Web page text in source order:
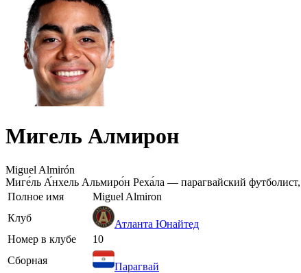
Мигель Алмирон
Miguel Almirón
Миге́ль А́нхель Альмиро́н Реха́ла — парагвайский
Полное имя
Miguel Almiron
Клуб
Атланта Юнайтед
Номер в клубе
10
Сборная
Парагвай